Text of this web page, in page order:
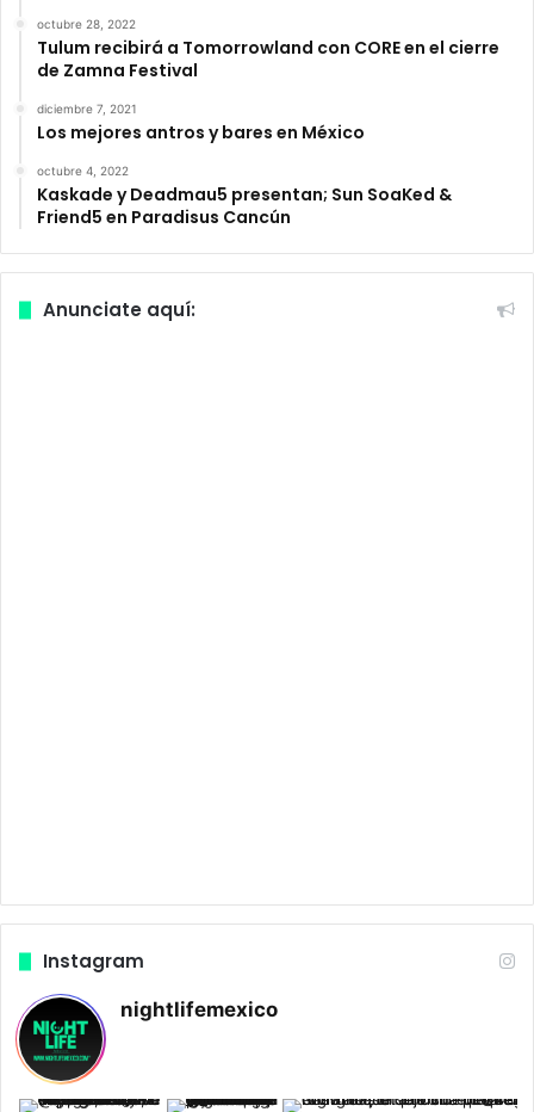
octubre 28, 2022
Tulum recibirá a Tomorrowland con CORE en el cierre
de Zamna Festival
diciembre 7, 2021
Los mejores antros y bares en México
octubre 4, 2022
Kaskade y Deadmau5 presentan; Sun SoaKed &
Friend5 en Paradisus Cancún
Anunciate aquí:
Instagram
nightlifemexico